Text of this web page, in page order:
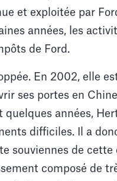
et exploitée par
années, les
de Ford.
En 2002, elle
ses portes en
années,
difficiles. Il a
souviennes de cette
composé de